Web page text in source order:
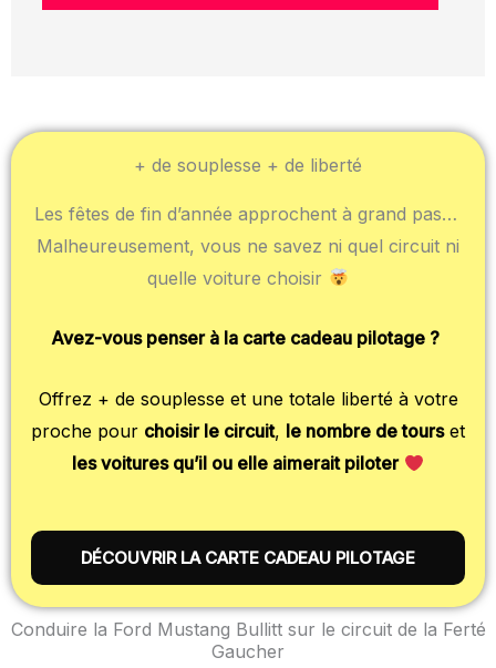
+ de souplesse + de liberté
Les fêtes de fin d’année approchent à grand pas…
Malheureusement, vous ne savez ni quel circuit ni
quelle voiture choisir
Avez-vous penser à la carte cadeau pilotage ?
Offrez + de souplesse et une totale liberté à votre
proche pour choisir le circuit, le nombre de tourset
les voitures qu’il ou elle aimerait piloter
DÉCOUVRIR LA CARTE CADEAU PILOTAGE
Conduire la Ford Mustang Bullitt sur le circuit de la Ferté
Gaucher